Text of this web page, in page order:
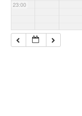
23:00